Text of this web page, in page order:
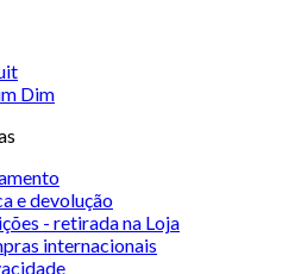
Dim
e devolução
- retirada na Loja
internacionais